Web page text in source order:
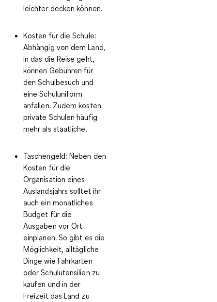
leichter decken können.
Kosten für die Schule:
Abhängig von dem Land,
in das die Reise geht,
können Gebühren für
den Schulbesuch und
eine Schuluniform
anfallen. Zudem kosten
private Schulen häufig
mehr als staatliche.
Taschengeld: Neben den
Kosten für die
Organisation eines
Auslandsjahrs solltet ihr
auch ein monatliches
Budget für die
Ausgaben vor Ort
einplanen. So gibt es die
Möglichkeit, alltägliche
Dinge wie Fahrkarten
oder Schulutensilien zu
kaufen und in der
Freizeit das Land zu